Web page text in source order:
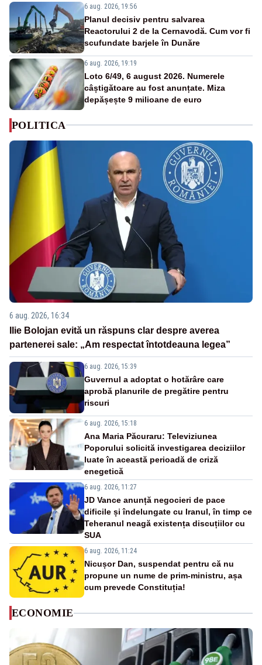
6 aug. 2026, 19:56
Planul decisiv pentru salvarea
Reactorului 2 de la Cernavodă. Cum vor fi
scufundate barjele în Dunăre
6 aug. 2026, 19:19
Loto 6/49, 6 august 2026. Numerele
câștigătoare au fost anunțate. Miza
depășește 9 milioane de euro
POLITICA
6 aug. 2026, 16:34
Ilie Bolojan evită un răspuns clar despre averea
partenerei sale: „Am respectat întotdeauna legea”
6 aug. 2026, 15:39
Guvernul a adoptat o hotărâre care
aprobă planurile de pregătire pentru
riscuri
6 aug. 2026, 15:18
Ana Maria Păcuraru: Televiziunea
Poporului solicită investigarea deciziilor
luate în această perioadă de criză
enegetică
6 aug. 2026, 11:27
JD Vance anunță negocieri de pace
dificile și îndelungate cu Iranul, în timp ce
Teheranul neagă existența discuțiilor cu
SUA
6 aug. 2026, 11:24
Nicușor Dan, suspendat pentru că nu
propune un nume de prim-ministru, așa
cum prevede Constituția!
ECONOMIE